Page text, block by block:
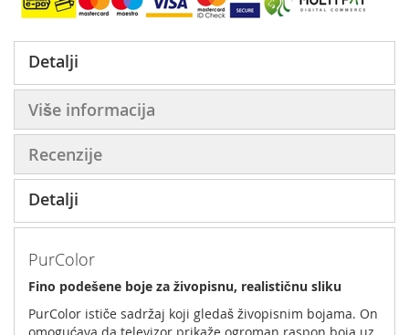
Detalji
Više informacija
Recenzije
Detalji
PurColor
Fino podešene boje za živopisnu, realističnu sliku
PurColor ističe sadržaj koji gledaš živopisnim bojama. On